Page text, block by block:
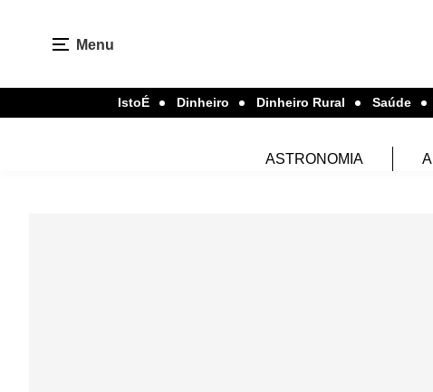
Menu
IstoÉ Dinheiro Dinheiro Rural Saúde
ASTRONOMIA